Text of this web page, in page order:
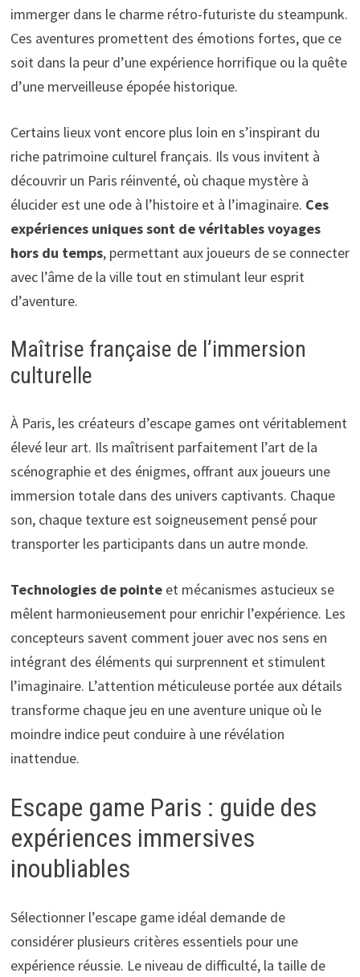
immerger dans le charme rétro-futuriste du steampunk.
Ces aventures promettent des émotions fortes, que ce
soit dans la peur d’une expérience horrifique ou la quête
d’une merveilleuse épopée historique.
Certains lieux vont encore plus loin en s’inspirant du
riche patrimoine culturel français. Ils vous invitent à
découvrir un Paris réinventé, où chaque mystère à
élucider est une ode à l’histoire et à l’imaginaire. Ces
expériences uniques sont de véritables voyages
hors du temps, permettant aux joueurs de se connecter
avec l’âme de la ville tout en stimulant leur esprit
d’aventure.
Maîtrise française de l’immersion
culturelle
À Paris, les créateurs d’escape games ont véritablement
élevé leur art. Ils maîtrisent parfaitement l’art de la
scénographie et des énigmes, offrant aux joueurs une
immersion totale dans des univers captivants. Chaque
son, chaque texture est soigneusement pensé pour
transporter les participants dans un autre monde.
Technologies de pointeet mécanismes astucieux se
mêlent harmonieusement pour enrichir l’expérience. Les
concepteurs savent comment jouer avec nos sens en
intégrant des éléments qui surprennent et stimulent
l’imaginaire. L’attention méticuleuse portée aux détails
transforme chaque jeu en une aventure unique où le
moindre indice peut conduire à une révélation
inattendue.
Escape game Paris : guide des
expériences immersives
inoubliables
Sélectionner l’escape game idéal demande de
considérer plusieurs critères essentiels pour une
expérience réussie. Le niveau de difficulté, la taille de